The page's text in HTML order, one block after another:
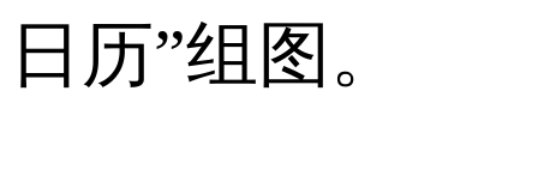
日历”组图。